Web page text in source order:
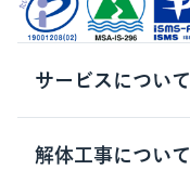
サービスについて
サービスの流れ
解体工事について